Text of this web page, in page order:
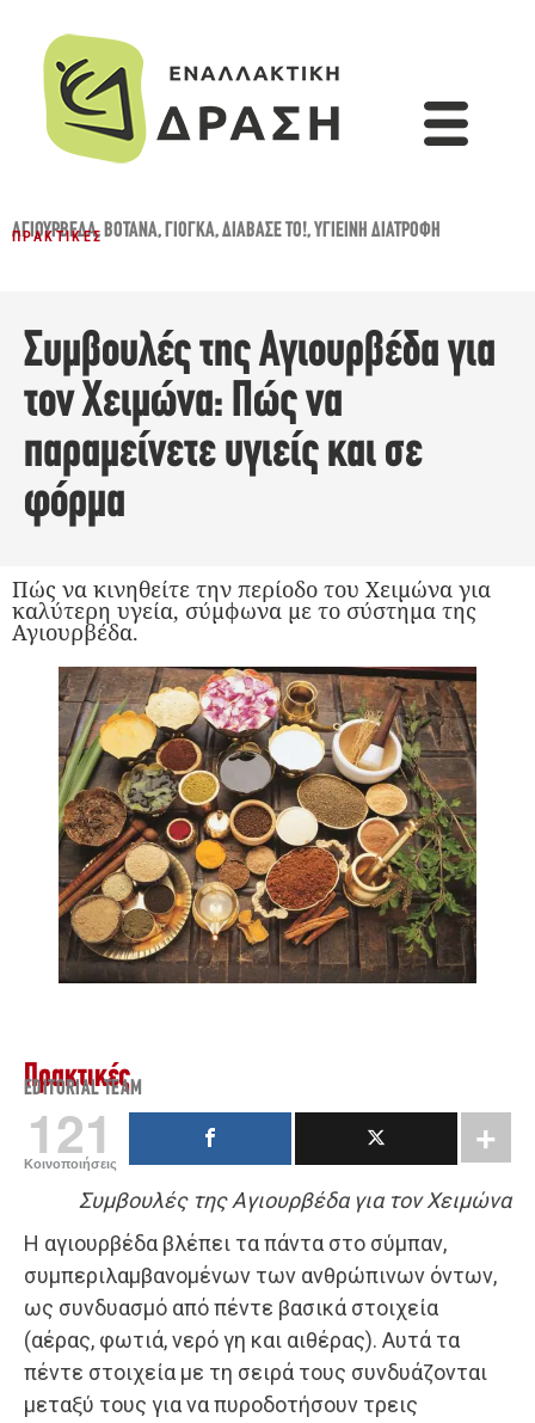
ΑΓΙΟΥΡΒΈΔΑ,ΒΌΤΑΝΑ,ΓΙΌΓΚΑ,ΔΙΆΒΑΣΈ ΤΟ!,ΥΓΙΕΙΝΉ ΔΙΑΤΡΟΦΉ
ΠΡΑΚΤΙΚΈΣ
Συμβουλές της Αγιουρβέδα για
τον Χειμώνα: Πώς να
παραμείνετε υγιείς και σε
φόρμα
Πώς να κινηθείτε την περίοδο του Χειμώνα για
καλύτερη υγεία, σύμφωνα με το σύστημα της
Αγιουρβέδα.
Πρακτικές
EDITORIAL TEAM
121
Κοινοποιήσεις
Συμβουλές της Αγιουρβέδα για τον Χειμώνα
Η αγιουρβέδα βλέπει τα πάντα στο σύμπαν,
συμπεριλαμβανομένων των ανθρώπινων όντων,
ως συνδυασμό από πέντε βασικά στοιχεία
(αέρας, φωτιά, νερό γη και αιθέρας). Αυτά τα
πέντε στοιχεία με τη σειρά τους συνδυάζονται
μεταξύ τους για να πυροδοτήσουν τρεις